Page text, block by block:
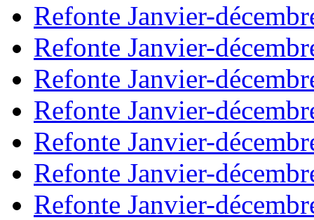
Refonte Janvier-
Refonte Janvier-
Refonte Janvier-
Refonte Janvier-
Refonte Janvier-
Refonte Janvier-
Refonte Janvier-